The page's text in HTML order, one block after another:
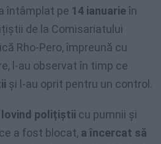
întâmplat pe 14 ianuarie în
de la Comisariatului
Rho-Pero, împreună cu
l-au observat în timp ce
și l-au oprit pentru un control.
lovind polițiștii cu pumnii și
a fost blocat, a încercat să